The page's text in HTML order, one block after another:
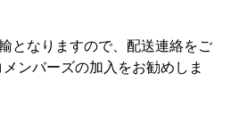
となりますので、配送連絡をご
ンバーズの加入をお勧めしま